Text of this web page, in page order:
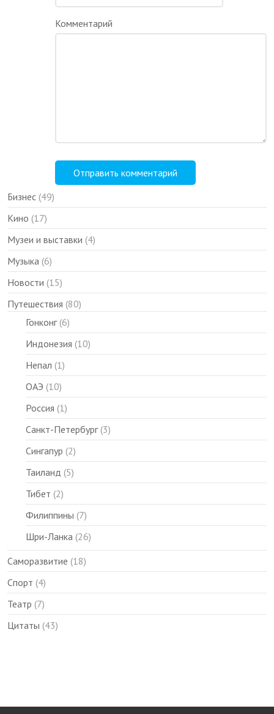
Комментарий
Бизнес (49)
Кино (17)
Музеи и выставки (4)
Музыка (6)
Новости (15)
Путешествия (80)
Гонконг(6)
Индонезия (10)
Непал (1)
ОАЭ (10)
Россия (1)
Санкт-Петербург(3)
Сингапур (2)
Таиланд (5)
Тибет (2)
Филиппины (7)
Шри-Ланка (26)
Саморазвитие (18)
Спорт (4)
Театр (7)
Цитаты (43)